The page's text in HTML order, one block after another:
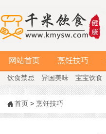
网站首页 烹饪技巧
饮食禁忌 异国美味 宝宝饮食
首页 > 烹饪技巧